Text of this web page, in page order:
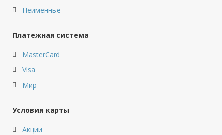
Неименные
Платежная система
MasterCard
Visa
Мир
Условия карты
Акции